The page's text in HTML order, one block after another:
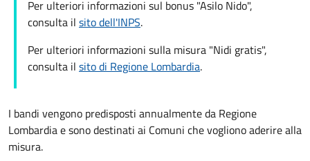
Per ulteriori informazioni sul bonus "Asilo Nido",
consulta il sito dell'INPS.
Per ulteriori informazioni sulla misura "Nidi gratis",
consulta il sito di Regione Lombardia.
I bandi vengono predisposti annualmente da Regione
Lombardia e sono destinati ai Comuni che vogliono aderire alla
misura.